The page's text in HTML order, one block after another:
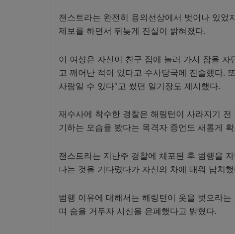
잰스트라는 완전히 용의선상에서 벗어나 있었
제보를 하면서 뒤늦게 진실이 밝혀졌다.
이 여성은 자신이 친구 집에 놀러 가서 잠을
고 깨어난 적이 있다고 수사당국에 진술했다.
사람일 수 있다”고 썼던 일기장도 제시했다.
재수사에 착수한 경찰은 해링턴이 사라지기
기하는 모습을 봤다는 목격자 증언도 새롭게
잰스트라는 지난주 경찰에 체포된 후 범행을
나는 것을 기다렸다가 자신의 차에 태워 납치
범행 이유에 대해서는 해링턴이 옷을 벗으라
며 숨을 거두자 시신을 은폐했다고 밝혔다.